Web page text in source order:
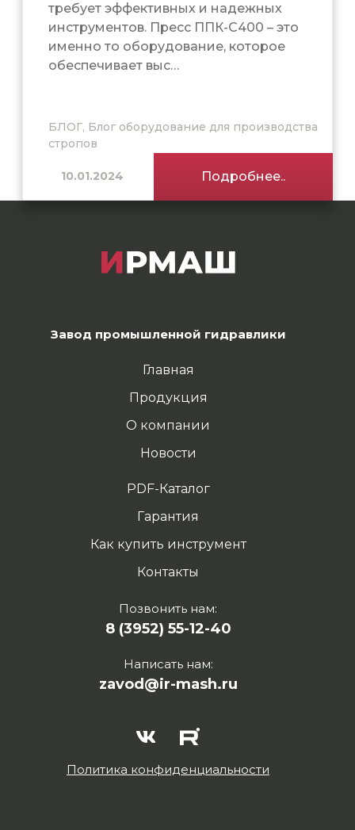
требует эффективных и надежных
инструментов. Пресс ППК-С400 – это
именно то оборудование, которое
обеспечивает выс…
БЛОГ, Блог оборудование для производства
стропов
10.01.2024 Подробнее..
Завод промышленной гидравлики
Главная
Продукция
О компании
Новости
PDF-Каталог
Гарантия
Как купить инструмент
Контакты
Позвонить нам:
8 (3952) 55-12-40
Написать нам:
zavod@ir-mash.ru
Политика конфиденциальности